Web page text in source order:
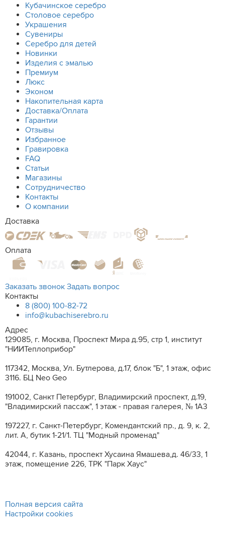
Кубачинское серебро
Столовое серебро
Украшения
Сувениры
Серебро для детей
Новинки
Изделия с эмалью
Премиум
Люкс
Эконом
Накопительная карта
Доставка/Оплата
Гарантии
Отзывы
Избранное
Гравировка
FAQ
Статьи
Магазины
Сотрудничество
Контакты
О компании
Доставка
Оплата
Заказать звонок Задать вопрос
Контакты
8 (800) 100-82-72
info@kubachiserebro.ru
Адрес
129085, г. Москва, Проспект Мира д.95, стр 1, институт
"НИИТеплоприбор"
117342, Москва, Ул. Бутлерова, д.17, блок "Б", 1 этаж, офис
3116. БЦ Neo Geo
191002, Санкт Петербург, Владимирский проспект, д.19,
"Владимирский пассаж", 1 этаж - правая галерея, № 1А3
197227, г. Санкт-Петербург, Комендантский пр., д. 9, к. 2,
лит. A, бутик 1-21/1. ТЦ "Модный променад"
42044, г. Казань, проспект Хусаина Ямашева,д. 46/33, 1
этаж, помещение 226, ТРК "Парк Хаус"
Полная версия сайта
Настройки cookies